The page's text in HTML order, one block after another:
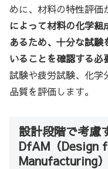
めに、材料の特性評価
によって材料の化学
あるため、十分な試験
いることを確認する必
試験や疲労試験、化学
品質を評価します。
設計段階で考慮
DfAM（Design
Manufacturing